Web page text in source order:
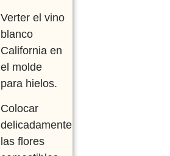
Verter el vino
blanco
California en
el molde
para hielos.
Colocar
delicadamente
las flores